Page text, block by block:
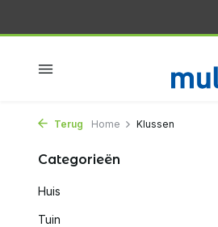
Terug Home Klussen
Categorieën
Huis
Tuin